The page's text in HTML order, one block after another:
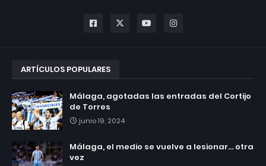
ARTÍCULOS POPULARES
Málaga, agotadas las entradas del Cortijo
de Torres
junio 19, 2024
Málaga, el medio se vuelve a lesionar... otra
vez